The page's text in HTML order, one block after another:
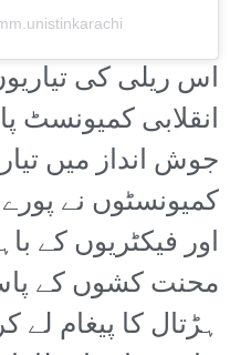
اس ریلی کی
انقلابی کمیونسٹ
جوش انداز میں
کمیونسٹوں نے
اور فیکٹریوں کے
محنت کشوں کے
ہڑتال کا پیغام